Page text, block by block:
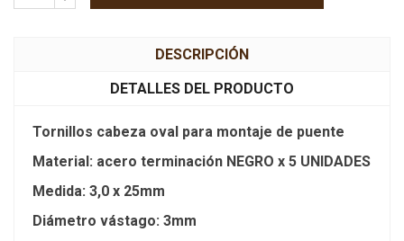
DESCRIPCIÓN
DETALLES DEL PRODUCTO
Tornillos cabeza oval para montaje de puente
Material: acero terminación NEGRO x 5 UNIDADES
Medida: 3,0 x 25mm
Diámetro vástago: 3mm